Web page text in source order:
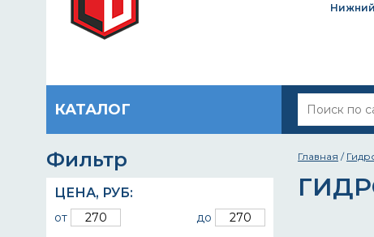
КАТАЛОГ
Фильтр
ЦЕНА, РУБ:
от до
Главная /